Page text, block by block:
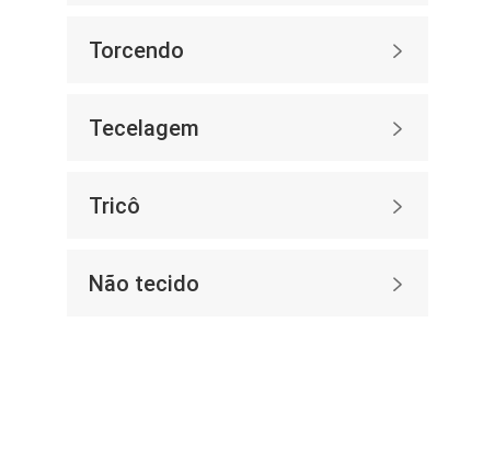
Torcendo 
Tecelagem 
Tricô 
Não tecido 